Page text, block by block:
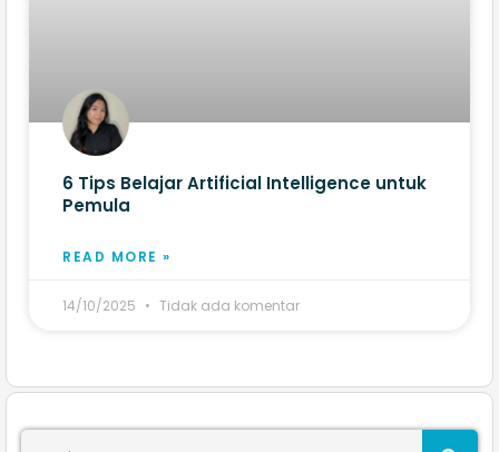
6 Tips Belajar Artificial Intelligence untuk
Pemula
READ MORE »
14/10/2025 Tidak ada komentar